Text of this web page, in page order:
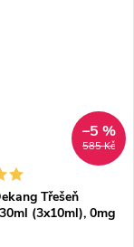
585 Kč
–5 %
Třešeň
(3x10ml), 0mg